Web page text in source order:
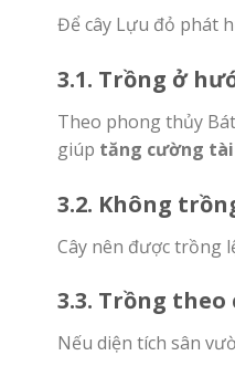
Để cây Lựu đỏ phát
3.1. Trồng ở
Theo phong thủy
giúp tăng cường tài
3.2. Không
Cây nên được trồng
3.3. Trồng
Nếu diện tích sân